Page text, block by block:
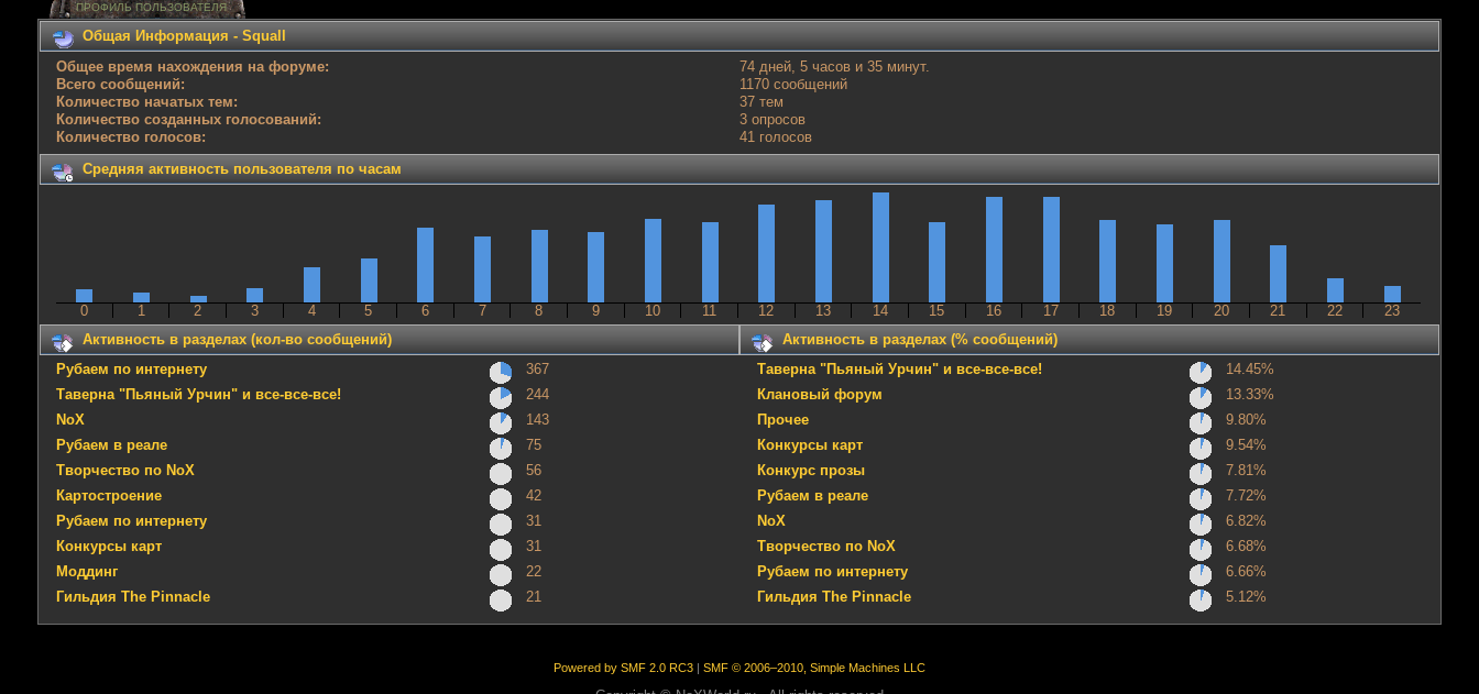
ПРОФИЛЬ ПОЛЬЗОВАТЕЛЯ
Общая Информация - Squall
Общее время нахождения на форуме:
74 дней, 5 часов и 35 минут.
Всего сообщений:
1170 сообщений
Количество начатых тем:
37 тем
Количество созданных голосований:
3 опросов
Количество голосов:
41 голосов
Средняя активность пользователя по часам
0 1 2 3 4 5 6 7 8 9 10 11 12 13 14 15 16 17 18 19 20 21 22
23
Активность в разделах (кол-во сообщений)
Рубаем по интернету
367
Таверна "Пьяный Урчин" и все-все-все!
244
NoX
143
Рубаем в реале
75
Творчество по NoX
56
Картостроение
42
Рубаем по интернету
31
Конкурсы карт
31
Моддинг
22
Гильдия The Pinnacle
21
Активность в разделах (% сообщений)
Таверна "Пьяный Урчин" и все-все-все!
14.45%
Клановый форум
13.33%
Прочее
9.80%
Конкурсы карт
9.54%
Конкурс прозы
7.81%
Рубаем в реале
7.72%
NoX
6.82%
Творчество по NoX
6.68%
Рубаем по интернету
6.66%
Гильдия The Pinnacle
5.12%
Powered by SMF 2.0 RC3| SMF © 2006–2010, Simple Machines LLC